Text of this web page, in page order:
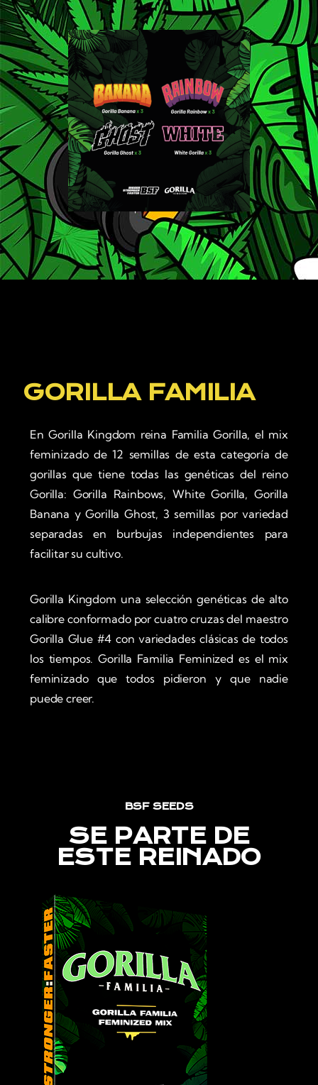
GORILLA FAMILIA
En Gorilla Kingdom reina Familia Gorilla, el mix
feminizado de 12 semillas de esta categoría de
gorillas que tiene todas las genéticas del reino
Gorilla: Gorilla Rainbows, White Gorilla, Gorilla
Banana y Gorilla Ghost, 3 semillas por variedad
separadas en burbujas independientes para
facilitar su cultivo.
Gorilla Kingdom una selección genéticas de alto
calibre conformado por cuatro cruzas del maestro
Gorilla Glue #4 con variedades clásicas de todos
los tiempos. Gorilla Familia Feminized es el mix
feminizado que todos pidieron y que nadie
puede creer.
BSF SEEDS
SE PARTE DE
ESTE REINADO